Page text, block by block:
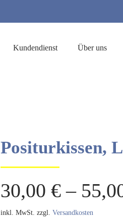
Kundendienst Über uns
Positurkissen,
30,00 € –
inkl. MwSt. zzgl. Versandkosten